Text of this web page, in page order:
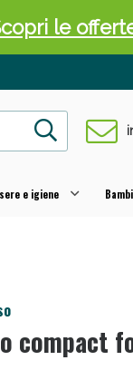
e igiene
compact
le
Sconti